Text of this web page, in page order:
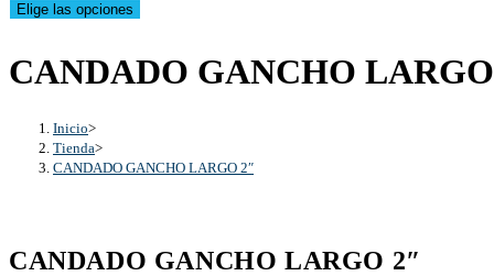
Elige las opciones
CANDADO GANCHO
Inicio>
Tienda>
CANDADO GANCHO LARGO 2″
CANDADO GANCHO LARGO 2″